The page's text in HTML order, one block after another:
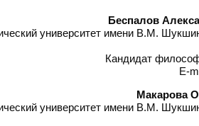
Беспалов
университет имени В.М.
Кандидат
E-
Макарова
университет имени В.М.